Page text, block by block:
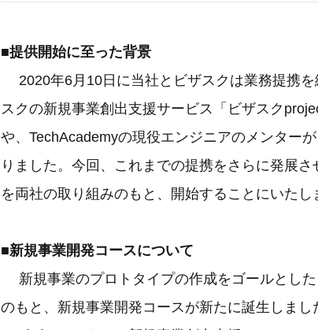
■提供開始に至った背景
2020年6月10日に当社とビザスクは業務提携
スクの新規事業創出支援サービス「ビザスク
や、TechAcademyの現役エンジニアのメンター
りました。今回、これまでの提携をさらに発展
を両社の取り組みのもと、開始することにいたし
■新規事業開発コースについて
新規事業のプロトタイプの作成をゴールとし
のもと、新規事業開発コースが新たに誕生しまし